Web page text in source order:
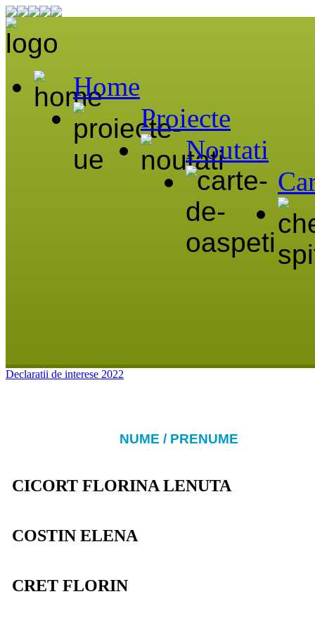
Home
Proiecte
Noutati
Declaratii de interese 2022
NUME / PRENUME
CICORT FLORINA LENUTA
COSTIN ELENA
CRET FLORIN